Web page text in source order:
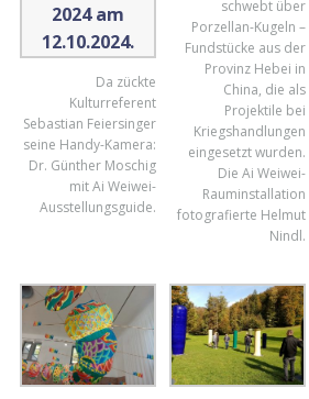
Da zückte
Kulturreferent
Sebastian Feiersinger
seine Handy-Kamera:
Dr. Günther Moschig
mit Ai Weiwei-
Ausstellungsguide.
schwebt über
Porzellan-Kugeln –
Fundstücke aus der
Provinz Hebei in
China, die als
Projektile bei
Kriegshandlungen
eingesetzt wurden.
Die Ai Weiwei-
Rauminstallation
fotografierte Helmut
Nindl.